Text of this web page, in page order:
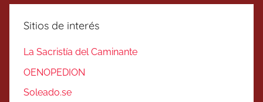
Sitios de interés
La Sacristía del Caminante
OENOPEDION
Soleado.se